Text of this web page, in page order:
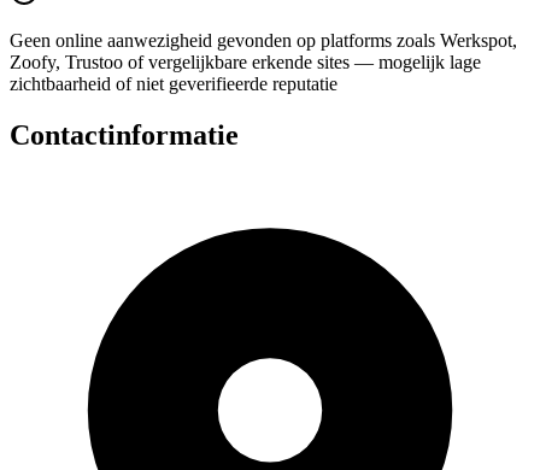
Geen online aanwezigheid gevonden op platforms zoals Werkspot,
Zoofy, Trustoo of vergelijkbare erkende sites — mogelijk lage
zichtbaarheid of niet geverifieerde reputatie
Contactinformatie